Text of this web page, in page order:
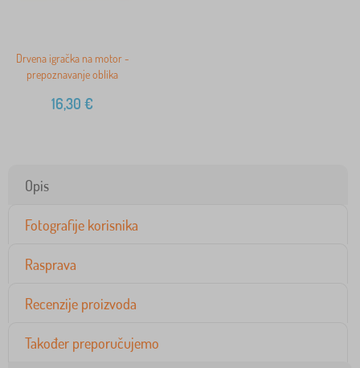
Drvena igračka na motor -
prepoznavanje oblika
16,30 €
Opis
Fotografije korisnika
Rasprava
Recenzije proizvoda
Također preporučujemo